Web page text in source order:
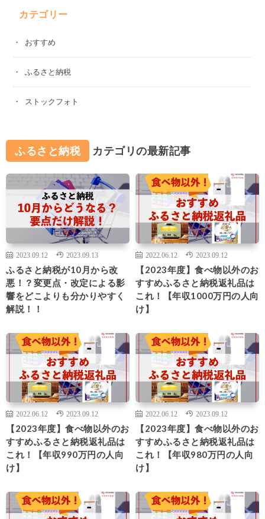
カテゴリー
おすすめ
ふるさと納税
ストックフォト
ふるさと納税 カテゴリの最新記事
2023.09.12 2023.09.13
ふるさと納税が10月から改
悪！？変更点・改定による影
響をどこよりも分かりやすく
解説！！
2022.06.12 2023.09.12
【2023年度】食べ物以外のお
すすめふるさと納税返礼品は
これ！【年収1000万円の人向
け】
2022.06.12 2023.09.12
【2023年度】食べ物以外のお
すすめふるさと納税返礼品は
これ！【年収990万円の人向
け】
2022.06.12 2023.09.12
【2023年度】食べ物以外のお
すすめふるさと納税返礼品は
これ！【年収980万円の人向
け】